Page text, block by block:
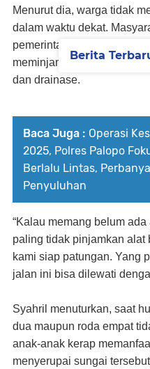
Menurut dia, warga tidak
dalam waktu dekat.
pemerintah dapat
meminjamkan alat berat
dan drainase.
Baca Juga : Operasi
2025, Polres Palopo
Berlalu Lintas,
Penyuluhan
“Kalau memang belum
paling tidak pinjamkan alat
kami siap patungan. Yang
jalan ini bisa dilewati
Syahril menuturkan, saat
dua maupun roda empat
anak-anak kerap
menyerupai sungai
Berita